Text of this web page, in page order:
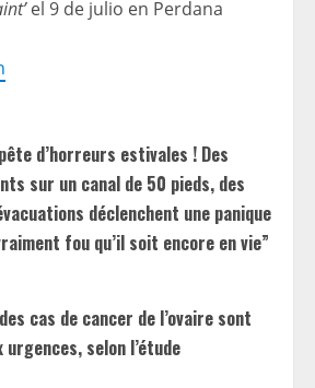
el 9 de julio en Perdana
d’horreurs estivales ! Des
sur un canal de 50 pieds, des
déclenchent une panique
fou qu’il soit encore en vie”
cas de cancer de l’ovaire sont
selon l’étude